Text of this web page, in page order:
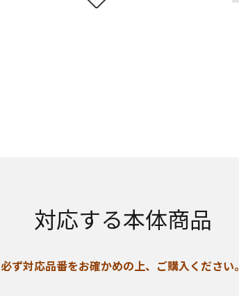
対応する本体商品
必ず対応品番をお確かめの上、ご購入ください。